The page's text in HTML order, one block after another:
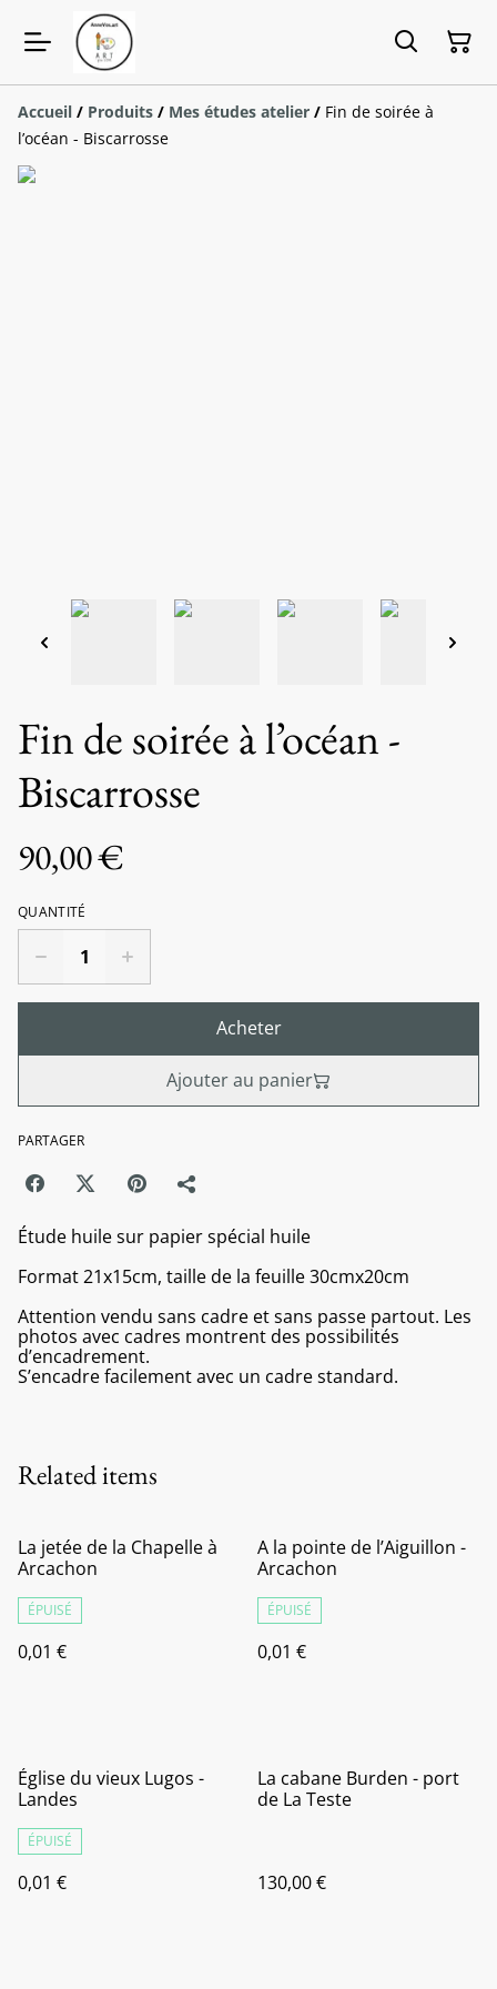
Accueil / Produits / Mes études atelier / Fin de soirée à
l’océan - Biscarrosse
Fin de soirée à l’océan -
Biscarrosse
90,00 €
QUANTITÉ
Acheter
Ajouter au panier
PARTAGER
Étude huile sur papier spécial huile
Format 21x15cm, taille de la feuille 30cmx20cm
Attention vendu sans cadre et sans passe partout. Les
photos avec cadres montrent des possibilités
d’encadrement.
S’encadre facilement avec un cadre standard.
Related items
La jetée de la Chapelle à
Arcachon
ÉPUISÉ
0,01 €
A la pointe de l’Aiguillon -
Arcachon
ÉPUISÉ
0,01 €
Église du vieux Lugos -
Landes
ÉPUISÉ
0,01 €
La cabane Burden - port
de La Teste
130,00 €